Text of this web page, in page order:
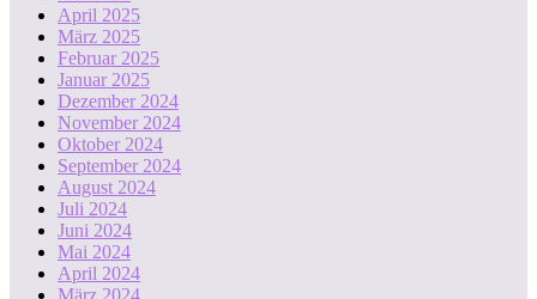
April 2025
März 2025
Februar 2025
Januar 2025
Dezember 2024
November 2024
Oktober 2024
September 2024
August 2024
Juli 2024
Juni 2024
Mai 2024
April 2024